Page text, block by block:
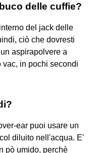
delle cuffie?
del jack delle
ciò che dovresti
aspirapolvere a
vac, in pochi secondi
ear puoi usare un
diluito nell'acqua. E'
pò umido, perchè